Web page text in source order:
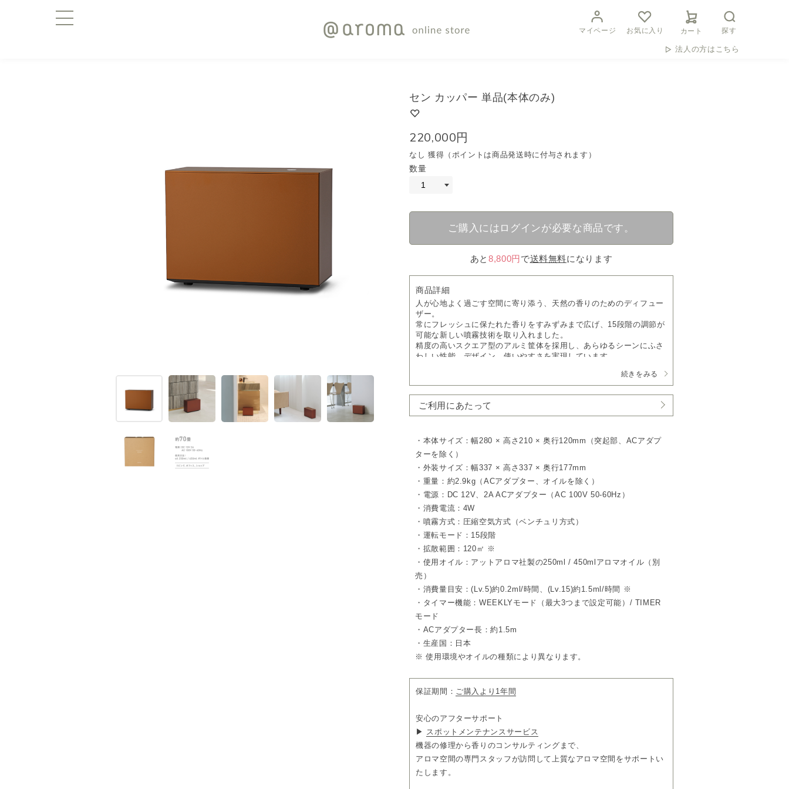
マイページ お気に入り カート 探す
法人の方はこちら
セン カッパー 単品(本体のみ)
220,000円
なし 獲得（ポイントは商品発送時に付与されます）
数量
ご購入にはログインが必要な商品です。
あと8,800円 で送料無料になります
商品詳細
人が心地よく過ごす空間に寄り添う、天然の香りのためのディフュー
ザー。
常にフレッシュに保たれた香りをすみずみまで広げ、15段階の調節が
可能な新しい噴霧技術を取り入れました。
精度の高いスクエア型のアルミ筐体を採用し、あらゆるシーンにふさ
わしい性能、デザイン、使いやすさを実現しています。
これまでのアットアロマのディフューザー史上、最も細かい粒子レベ
広い空間でも香りが滞らず、ムラなく自然に満ちていきます。
最新噴霧技術でフレッシュな香りが続く
オイルの酸化を最小限に抑える新しい噴霧技術を採用。
常にフレッシュでクリアな香りを楽しめます。
静音性と自在な設定で、快適に使える
従来品より約6dB静かで、体感的には約1.5倍の静けさ。
さらに最大3つのプログラム設定と15段階の濃度調整で、シーンに合
わせた使い方が可能です。
□デザイン
潔さと進化を感じるスクエアフォルムに、金属の重厚感と軽やかさを
あわせ持つ上質な質感を掛け合わせ、家電的ではない洗練された存在
感を実現。
ボトルキャップを置ける内部構造など細部の使い勝手にまで配慮しま
した。
暮らしに寄り添うニュートラルな4色展開。
□ネーミング
本体の直線的で端正なデザインから着想。
SCENT（香り）や SCENE（場面）、香りに対する感覚を想起させる
SENSE（センス）にも通じる響きを持っています。
ディフューザー本体×1、ACアダプター×1、アトマイザー×1、ロック
※オイルは別売りです。
続きをみる
ご利用にあたって
・本体サイズ：幅280 × 高さ210 × 奥行120mm（突起部、ACアダプ
ターを除く）
・外装サイズ：幅337 × 高さ337 × 奥行177mm
・重量：約2.9kg（ACアダプター、オイルを除く）
・電源：DC 12V、2A ACアダプター（AC 100V 50-60Hz）
・消費電流：4W
・噴霧方式：圧縮空気方式（ベンチュリ方式）
・運転モード：15段階
・拡散範囲：120㎡ ※
・使用オイル：アットアロマ社製の250ml / 450mlアロマオイル（別
売）
・消費量目安：(Lv.5)約0.2ml/時間、(Lv.15)約1.5ml/時間 ※
・タイマー機能：WEEKLYモード（最大3つまで設定可能）/ TIMER
モード
・ACアダプター長：約1.5m
・生産国：日本
※ 使用環境やオイルの種類により異なります。
保証期間： ご購入より1年間
安心のアフターサポート
▶ スポットメンテナンスサービス
機器の修理から香りのコンサルティングまで、
アロマ空間の専門スタッフが訪問して上質なアロマ空間をサポートい
たします。